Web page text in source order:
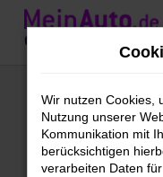
Zum
Hauptinhalt
BMW
Wir nutzen Cookies,
Nutzung unserer
Kommunikation mit
berücksichtigen
verarbeiten Daten